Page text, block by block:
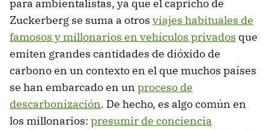
para ambientalistas, ya que el capricho de
Zuckerberg se suma a otros viajes habituales de
famosos y millonarios en vehículos privados que
emiten grandes cantidades de dióxido de
carbono en un contexto en el que muchos países
se han embarcado en un proceso de
descarbonización. De hecho, es algo común en
los millonarios: presumir de conciencia